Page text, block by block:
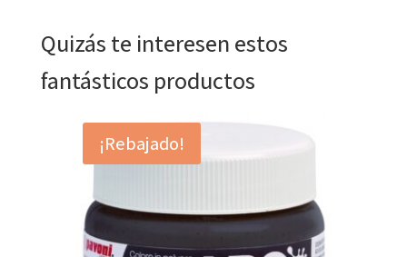
Quizás te interesen estos
fantásticos productos
¡Rebajado!